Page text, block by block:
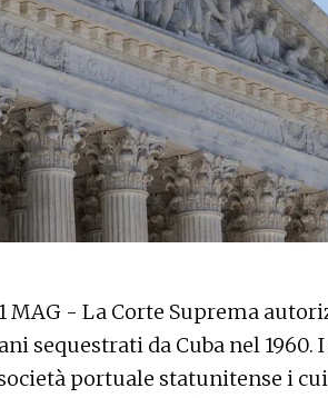
MAG - La Corte Suprema
sequestrati da Cuba nel 1960.
portuale statunitense i